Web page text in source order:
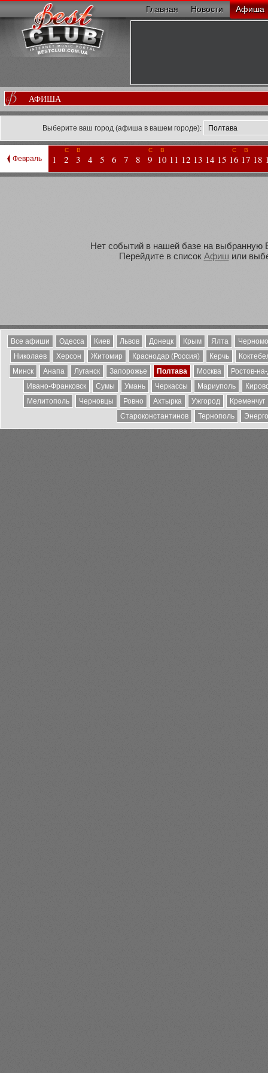
Главная Новости Афиша
АФИША
Выберите ваш город (афиша в вашем городе):
Февраль 1
С
2
В
3 4 5 6 7 8
С
9
В
10 11 12 13 14 15
С
16
В
17 18
Нет событий в нашей базе на выбранную
Перейдите в список Афиш или
Все афиши Одесса Киев Львов Донецк Крым Ялта
Николаев
Херсон Житомир Краснодар (Россия) Керчь
Минск
Анапа Луганск Запорожье Полтава Москва
Ростов-
Ивано-Франковск
Сумы Умань Черкассы Мариуполь
Мелитополь
Черновцы Ровно Ахтырка Ужгород
Кременчуг
Староконстантинов
Тернополь